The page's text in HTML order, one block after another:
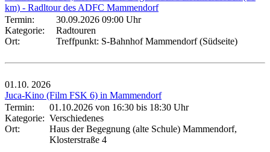
km) - Radltour des ADFC Mammendorf
Termin:
30.09.2026 09:00 Uhr
Kategorie:
Radtouren
Ort:
Treffpunkt: S-Bahnhof Mammendorf (Südseite)
01.10. 2026
Juca-Kino (Film FSK 6) in Mammendorf
Termin:
01.10.2026 von 16:30 bis 18:30 Uhr
Kategorie: Verschiedenes
Ort:
Haus der Begegnung (alte Schule) Mammendorf,
Klosterstraße 4